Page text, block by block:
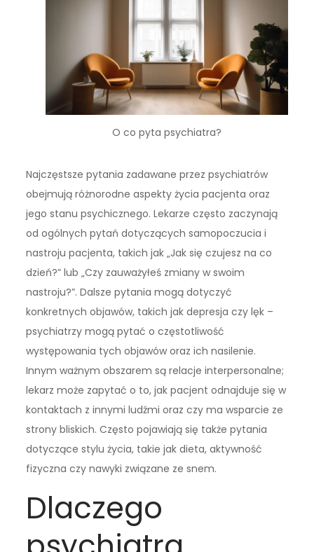
O co pyta psychiatra?
Najczęstsze pytania zadawane przez psychiatrów
obejmują różnorodne aspekty życia pacjenta oraz
jego stanu psychicznego. Lekarze często zaczynają
od ogólnych pytań dotyczących samopoczucia i
nastroju pacjenta, takich jak „Jak się czujesz na co
dzień?” lub „Czy zauważyłeś zmiany w swoim
nastroju?”. Dalsze pytania mogą dotyczyć
konkretnych objawów, takich jak depresja czy lęk –
psychiatrzy mogą pytać o częstotliwość
występowania tych objawów oraz ich nasilenie.
Innym ważnym obszarem są relacje interpersonalne;
lekarz może zapytać o to, jak pacjent odnajduje się w
kontaktach z innymi ludźmi oraz czy ma wsparcie ze
strony bliskich. Często pojawiają się także pytania
dotyczące stylu życia, takie jak dieta, aktywność
fizyczna czy nawyki związane ze snem.
Dlaczego